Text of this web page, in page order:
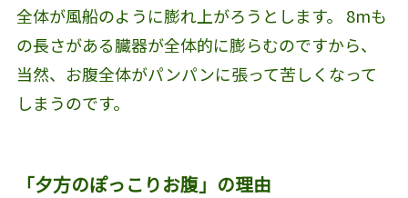
全体が風船のように膨れ上がろうとします。 8mも
の長さがある臓器が全体的に膨らむのですから、
当然、お腹全体がパンパンに張って苦しくなって
しまうのです。
「夕方のぽっこりお腹」の理由